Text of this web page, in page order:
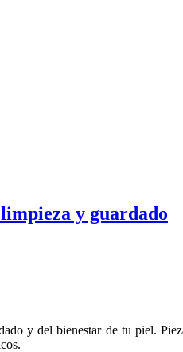
y guardado
y del bienestar de tu piel.